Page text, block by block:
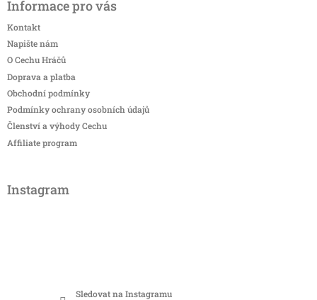
Informace pro vás
Kontakt
Napište nám
O Cechu Hráčů
Doprava a platba
Obchodní podmínky
Podmínky ochrany osobních údajů
Členství a výhody Cechu
Affiliate program
Instagram
Sledovat na Instagramu